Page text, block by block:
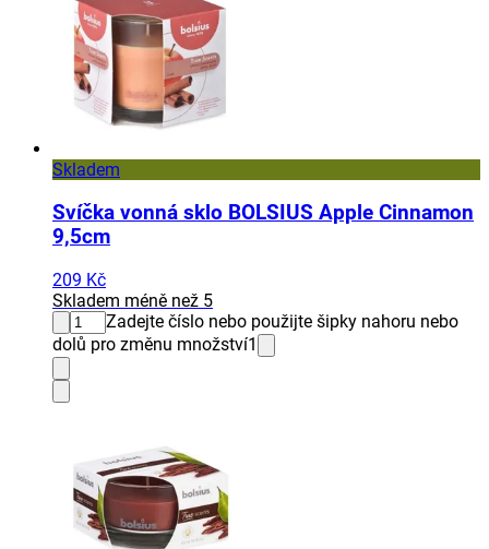
Skladem
Svíčka vonná sklo BOLSIUS Apple Cinnamon
9,5cm
209 Kč
Skladem méně než 5
Zadejte číslo nebo použijte šipky nahoru nebo
dolů pro změnu množství1